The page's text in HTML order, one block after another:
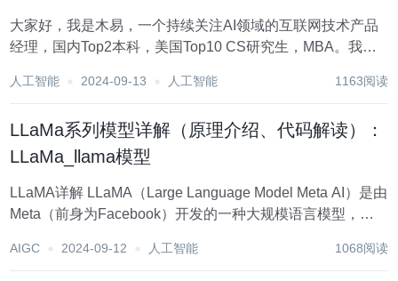
大家好，我是木易，一个持续关注AI领域的互联网技术产品
经理，国内Top2本科，美国Top10 CS研究生，MBA。我坚
但不限于AI科普，AI工具测评，AI效率提升，AI行业洞察。
人工智能 2024-09-13 人工智能 1163阅读
LLaMa系列模型详解（原理介绍、代码解读）：
LLaMa_llama模型
LLaMA详解 LLaMA（Large Language Model Meta AI）是由
Meta（前身为Facebook）开发的一种大规模语言模型，旨
器（Transformer）架构，并经过大...
AIGC 2024-09-12 人工智能 1068阅读